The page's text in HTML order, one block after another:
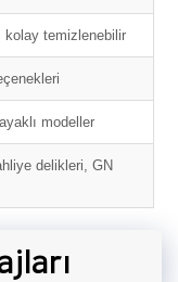
kolay temizlenebilir
modeller
delikleri, GN